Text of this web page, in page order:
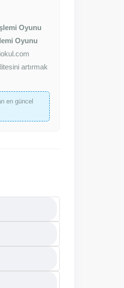
Oyunu
Oyunu
artırmak
en güncel